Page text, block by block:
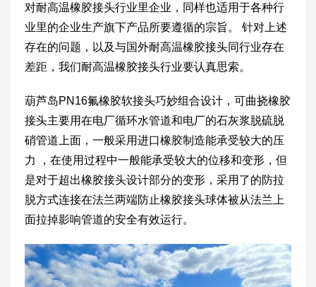
对耐高温橡胶接头行业里企业，同样也适用于各种行
业里的企业生产旗下产品所要遵循的宗旨。 针对上述
存在的问题，以及与国外耐高温橡胶接头同行业存在
差距，我们耐高温橡胶接头行业要认真思索。
葫芦岛PN16氟橡胶软接头巧妙组合设计，可曲挠橡胶
接头主要用在电厂循环水管道和电厂的石灰浆脱硫脱
硝管道上面，一般采用进口橡胶制造能承受较大的压
力 ，在使用过程中一般能承受较大的位移和变形，但
是对于超出橡胶接头设计部分的变形，采用了的防拉
脱方式连接在法兰两端防止橡胶接头球体被从法兰上
面拉掉影响管道的安全有效运行。